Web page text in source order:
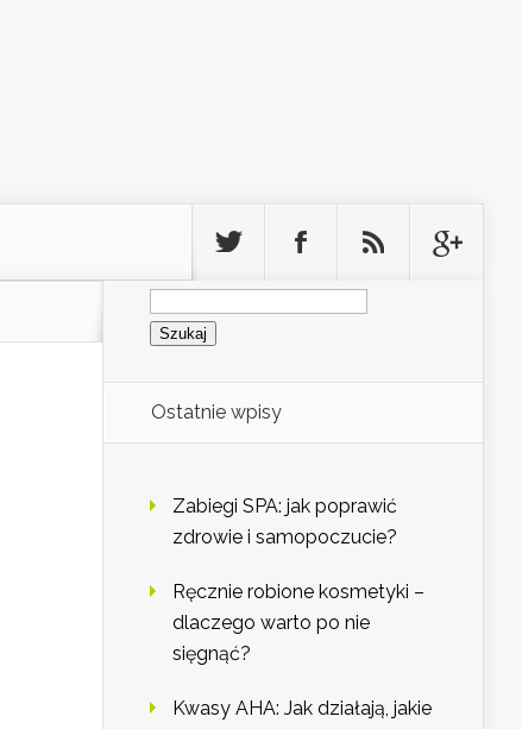
Szukaj:
Ostatnie wpisy
Zabiegi SPA: jak poprawić
zdrowie i samopoczucie?
Ręcznie robione kosmetyki –
dlaczego warto po nie
sięgnąć?
Kwasy AHA: Jak działają, jakie